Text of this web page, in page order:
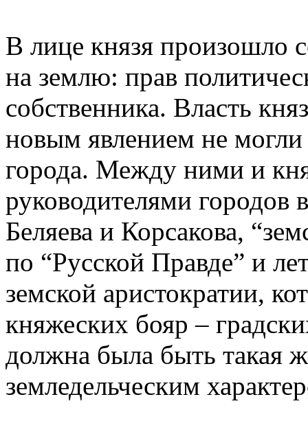
В лице князя произошло
на землю: прав
собственника. Власть
новым явлением не
города. Между ними и
руководителями
Беляева и Корсакова,
по “Русской Правде” и
земской аристократии,
княжеских бояр –
должна была быть такая
земледельческим